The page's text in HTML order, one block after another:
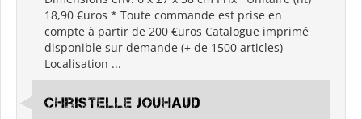
18,90 €uros * Toute commande est prise en
compte à partir de 200 €uros Catalogue imprimé
disponible sur demande (+ de 1500 articles)
Localisation ...
Christelle Jouhaud